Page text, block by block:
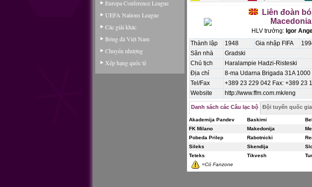
Europa Conference League
UEFA Nations League
Các giải khác
Bóng đá Việt Nam
Chuyển nhượng
Xếp hạng quốc tế
Liên đoàn
Macedonia
HLV trưởng: Igor
Thành lập
1948 Gia nhập FIFA
Sân nhà
Gradski
Chủ tịch
Haralampie Hadzi-Risteski
Địa chỉ
8-ma Udarna Brigada 31A 1000
Tel/Fax
+389 23 229 042 Fax: +389 23
Website
http://www.ffm.com.mk/eng
Danh sách các Câu lạc bộ Đội tuyển quốc gia
Akademija Pandev Baskimi
FK Milano
Makedonija
Pobeda Prilep
Rabotnicki
Sileks
Skendija
Teteks
Tikvesh
=Có Fanzone